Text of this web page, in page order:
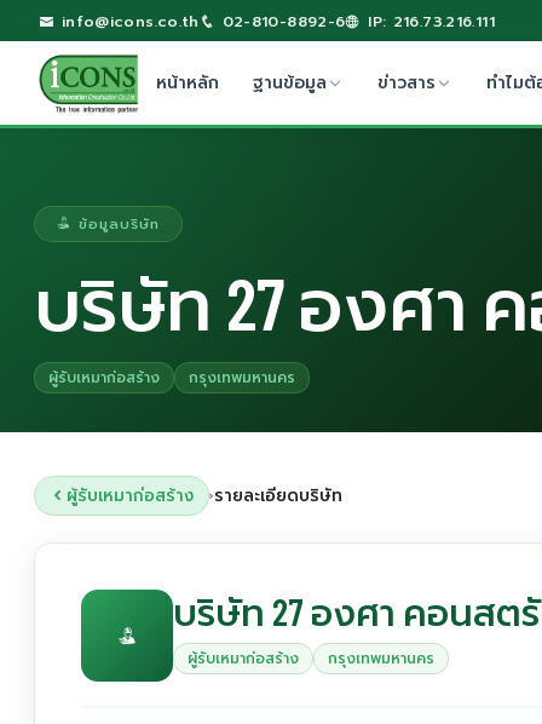
info@icons.co.th 02-810-8892-6 IP: 216.73.216.111
หน้าหลัก ฐานข้อมูล ข่าวสาร ทำไมต้
ข้อมูลบริษัท
บริษัท 27 องศา
ผู้รับเหมาก่อสร้าง กรุงเทพมหานคร
ผู้รับเหมาก่อสร้าง ›รายละเอียดบริษัท
บริษัท 27 องศา คอนสต
ผู้รับเหมาก่อสร้าง กรุงเทพมหานคร